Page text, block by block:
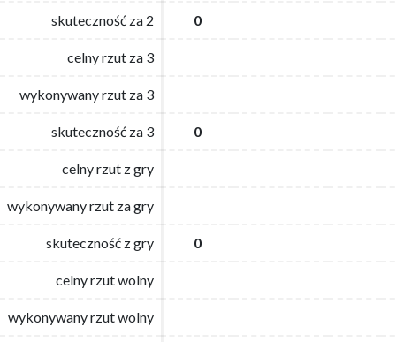
skuteczność za 2 0
celny rzut za 3
wykonywany rzut za 3
skuteczność za 3 0
celny rzut z gry
wykonywany rzut za gry
skuteczność z gry 0
celny rzut wolny
wykonywany rzut wolny
skuteczność za 2 0
celny rzut za 3
wykonywany rzut za 3
skuteczność za 3 0
celny rzut z gry
wykonywany rzut za gry
skuteczność z gry 0
celny rzut wolny
wykonywany rzut wolny